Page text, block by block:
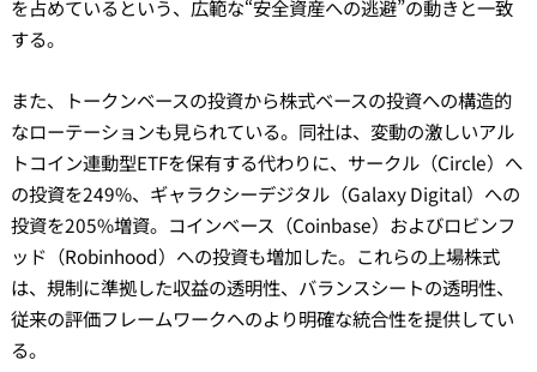
を占めているという、広範な“安全資産への逃避”の動きと一致
する。
また、トークンベースの投資から株式ベースの投資への構造的
なローテーションも見られている。同社は、変動の激しいアル
トコイン連動型ETFを保有する代わりに、サークル（Circle）へ
の投資を249%、ギャラクシーデジタル（Galaxy Digital）への
投資を205%増資。コインベース（Coinbase）およびロビンフ
ッド（Robinhood）への投資も増加した。これらの上場株式
は、規制に準拠した収益の透明性、バランスシートの透明性、
従来の評価フレームワークへのより明確な統合性を提供してい
る。